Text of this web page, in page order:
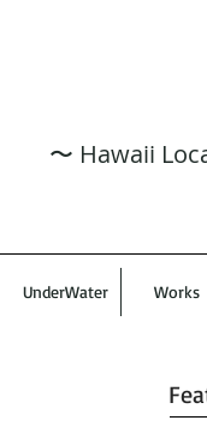
〜 Hawaii
UnderWater Works